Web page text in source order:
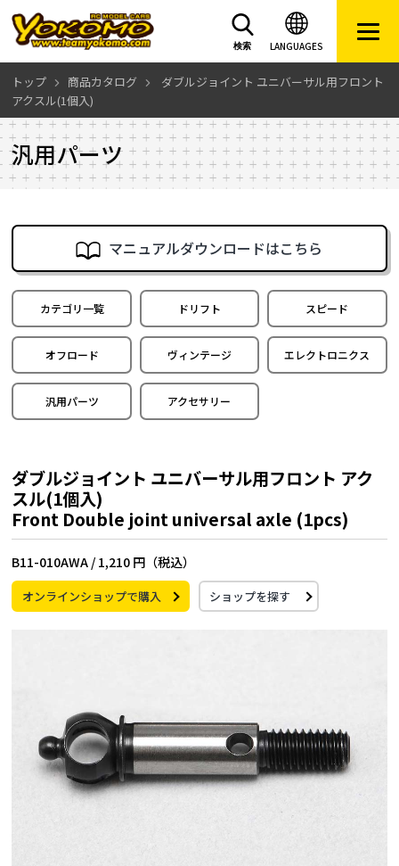
LANGUAGES
検索
トップ 商品カタログ
ダブルジョイント ユニバーサル用フロント
アクスル(1個入)
汎用パーツ
マニュアルダウンロードはこちら
カテゴリ一覧 ドリフト スピード
オフロード ヴィンテージ エレクトロニクス
汎用パーツ アクセサリー
ダブルジョイント ユニバーサル用フロント アク
スル(1個入)
Front Double joint universal axle (1pcs)
B11-010AWA / 1,210 円（税込）
オンラインショップで購入 ショップを探す